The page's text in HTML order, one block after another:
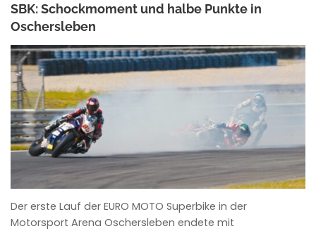
SBK: Schockmoment und halbe Punkte in
Oschersleben
ANKE WIECZOREK
Der erste Lauf der EURO MOTO Superbike in der
Motorsport Arena Oschersleben endete mit